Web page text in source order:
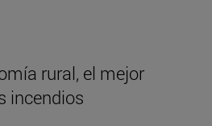
rural, el mejor
incendios